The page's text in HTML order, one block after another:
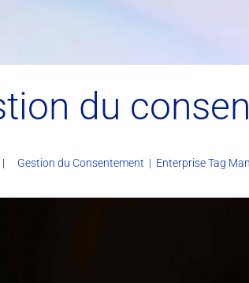
du
Gestion du Consentement | Enterprise Tag